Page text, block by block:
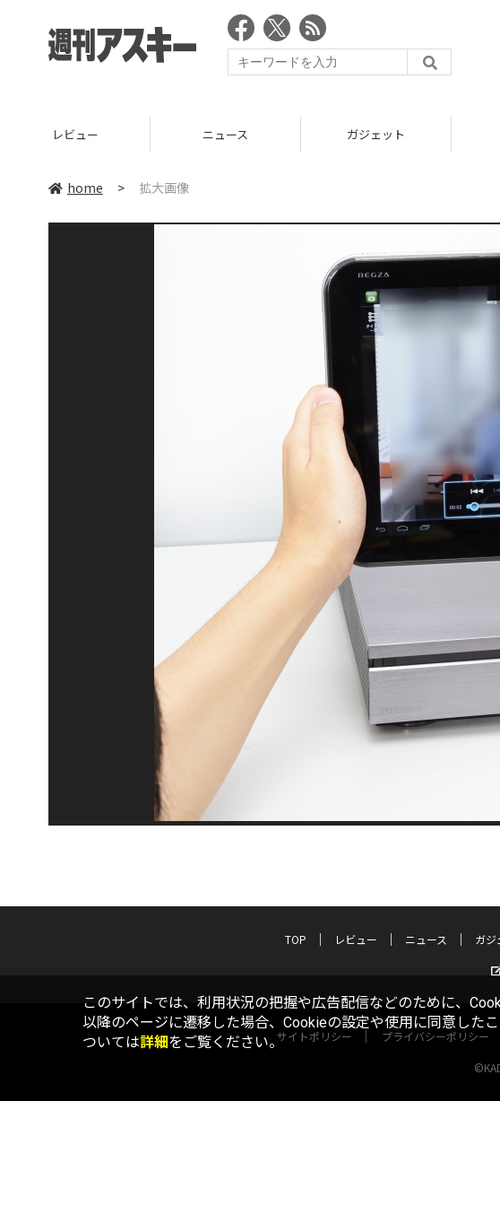
レビュー ニュース ガジェット
home > 拡大画像
TOP レビュー ニュース ガジ
サイトポリシー プライバシーポリシー
このサイトでは、利用状況の把握や広告配信などのために、
以降のページに遷移した場合、Cookieの設定や使用に同意した
ついては詳細をご覧ください。